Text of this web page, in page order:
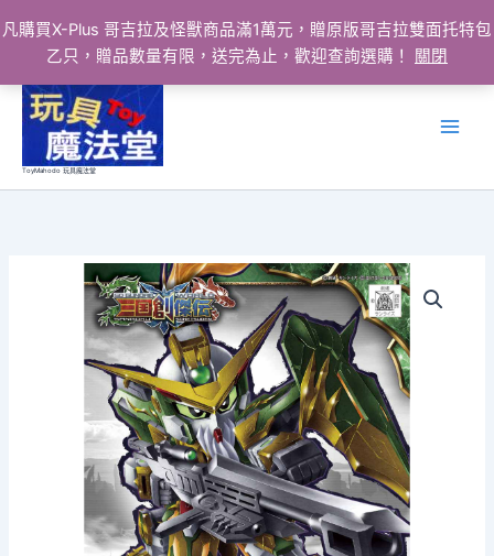
凡購買X-Plus 哥吉拉及怪獸商品滿1萬元，贈原版哥吉拉雙面托特包
乙只，贈品數量有限，送完為止，歡迎查詢選購！
關閉
ToyMahodo 玩具魔法堂